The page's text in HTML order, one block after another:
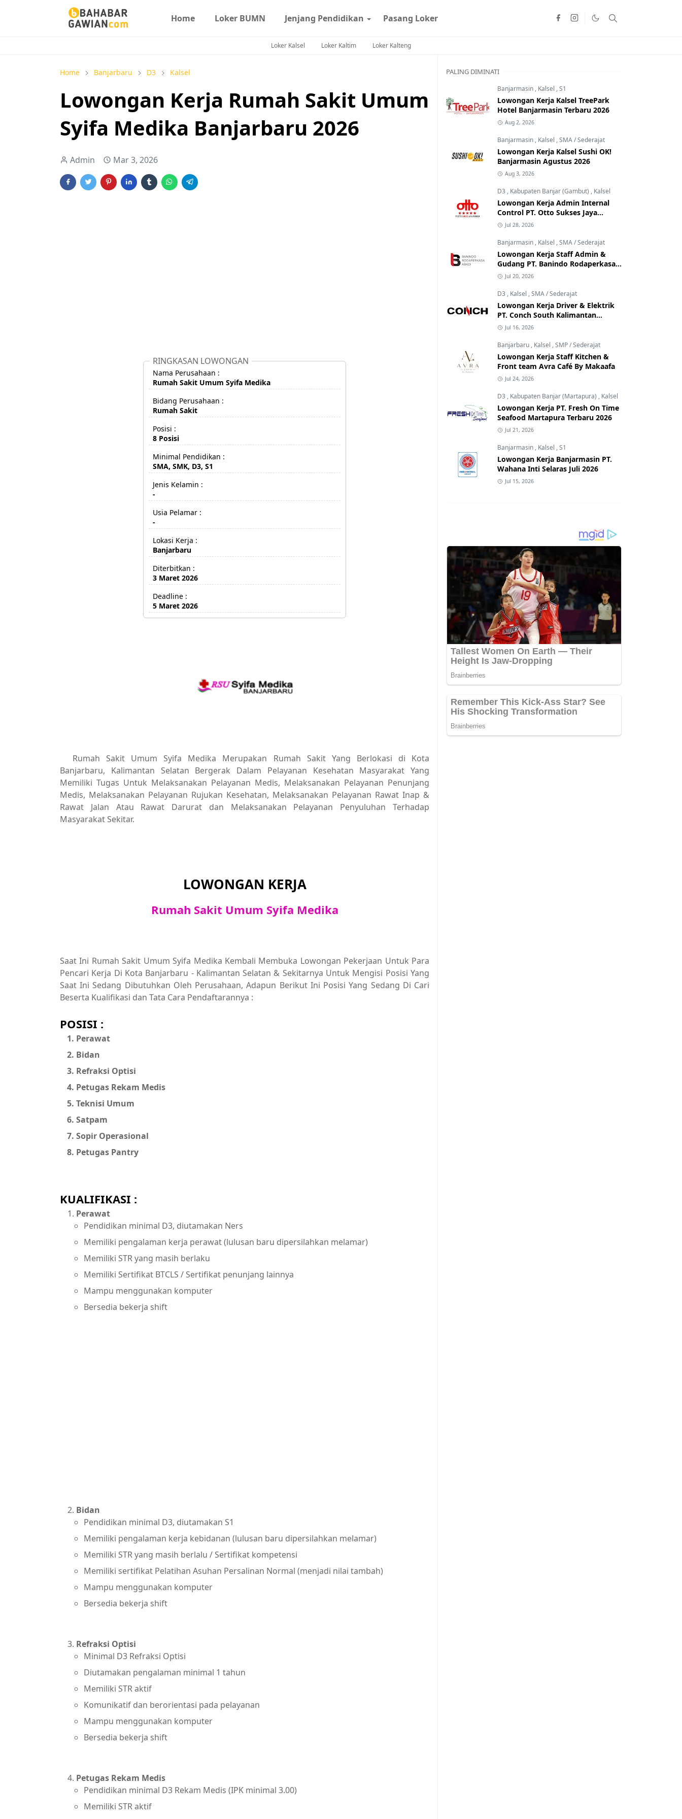
Home Loker BUMN Jenjang Pendidikan Pasang Loker
Loker Kalsel Loker Kaltim Loker Kalteng
Home Banjarbaru D3 Kalsel
Lowongan Kerja Rumah Sakit Umum
Syifa Medika Banjarbaru 2026
Admin Mar 3, 2026
RINGKASAN LOWONGAN
Nama Perusahaan :
Rumah Sakit Umum Syifa Medika
Bidang Perusahaan :
Rumah Sakit
Posisi :
8 Posisi
Minimal Pendidikan :
SMA, SMK, D3, S1
Jenis Kelamin :
-
Usia Pelamar :
-
Lokasi Kerja :
Banjarbaru
Diterbitkan :
3 Maret 2026
Deadline :
5 Maret 2026
Rumah Sakit Umum Syifa Medika Merupakan Rumah Sakit Yang Berlokasi di Kota
Banjarbaru, Kalimantan Selatan Bergerak Dalam Pelayanan Kesehatan Masyarakat Yang
Memiliki Tugas Untuk Melaksanakan Pelayanan Medis, Melaksanakan Pelayanan Penunjang
Medis, Melaksanakan Pelayanan Rujukan Kesehatan, Melaksanakan Pelayanan Rawat Inap &
Rawat Jalan Atau Rawat Darurat dan Melaksanakan Pelayanan Penyuluhan Terhadap
Masyarakat Sekitar.
LOWONGAN KERJA
Rumah Sakit Umum Syifa Medika
Saat Ini Rumah Sakit Umum Syifa Medika Kembali Membuka Lowongan Pekerjaan Untuk Para
Pencari Kerja Di Kota Banjarbaru - Kalimantan Selatan & Sekitarnya Untuk Mengisi Posisi Yang
Saat Ini Sedang Dibutuhkan Oleh Perusahaan, Adapun Berikut Ini Posisi Yang Sedang Di Cari
Beserta Kualifikasi dan Tata Cara Pendaftarannya :
POSISI :
Perawat
Bidan
Refraksi Optisi
Petugas Rekam Medis
Teknisi Umum
Satpam
Sopir Operasional
Petugas Pantry
KUALIFIKASI :
Perawat
Pendidikan minimal D3, diutamakan Ners
Memiliki pengalaman kerja perawat (lulusan baru dipersilahkan melamar)
Memiliki STR yang masih berlaku
Memiliki Sertifikat BTCLS / Sertifikat penunjang lainnya
Mampu menggunakan komputer
Bersedia bekerja shift
Bidan
Pendidikan minimal D3, diutamakan S1
Memiliki pengalaman kerja kebidanan (lulusan baru dipersilahkan melamar)
Memiliki STR yang masih berlalu / Sertifikat kompetensi
Memiliki sertifikat Pelatihan Asuhan Persalinan Normal (menjadi nilai tambah)
Mampu menggunakan komputer
Bersedia bekerja shift
Refraksi Optisi
Minimal D3 Refraksi Optisi
Diutamakan pengalaman minimal 1 tahun
Memiliki STR aktif
Komunikatif dan berorientasi pada pelayanan
Mampu menggunakan komputer
Bersedia bekerja shift
Petugas Rekam Medis
Pendidikan minimal D3 Rekam Medis (IPK minimal 3.00)
Memiliki STR aktif
PALING DIMINATI
Banjarmasin , Kalsel ,S1
Lowongan Kerja Kalsel TreePark
Hotel Banjarmasin Terbaru 2026
Aug 2, 2026
Banjarmasin , Kalsel ,SMA / Sederajat
Lowongan Kerja Kalsel Sushi OK!
Banjarmasin Agustus 2026
Aug 3, 2026
D3 , Kabupaten Banjar (Gambut) , Kalsel
Lowongan Kerja Admin Internal
Control PT. Otto Sukses Jaya
Perkasa
Jul 28, 2026
Banjarmasin , Kalsel ,SMA / Sederajat
Lowongan Kerja Staff Admin &
Gudang PT. Banindo Rodaperkasa
Abadi
Jul 20, 2026
D3 , Kalsel ,SMA / Sederajat
Lowongan Kerja Driver & Elektrik
PT. Conch South Kalimantan
Cement
Jul 16, 2026
Banjarbaru , Kalsel ,SMP / Sederajat
Lowongan Kerja Staff Kitchen &
Front team Avra Café By Makaafa
Jul 24, 2026
D3 , Kabupaten Banjar (Martapura) , Kalsel
Lowongan Kerja PT. Fresh On Time
Seafood Martapura Terbaru 2026
Jul 21, 2026
Banjarmasin , Kalsel ,S1
Lowongan Kerja Banjarmasin PT.
Wahana Inti Selaras Juli 2026
Jul 15, 2026